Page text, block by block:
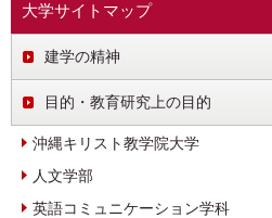
大学サイトマップ
建学の精神
目的・教育研究上の目的
沖縄キリスト教学院大学
人文学部
英語コミュニケーション学科